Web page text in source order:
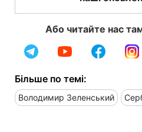
Або читайте нас
Більше по темі:
Володимир Зеленський